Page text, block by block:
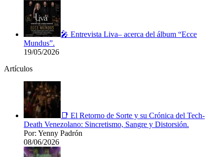
🎤 Entrevista Liva– acerca del álbum “Ecce
Mundus”.
19/05/2026
Artículos
📑 El Retorno de Sorte y su Crónica del Tech-
Death Venezolano: Sincretismo, Sangre y Distorsión.
Por: Yenny Padrón
08/06/2026